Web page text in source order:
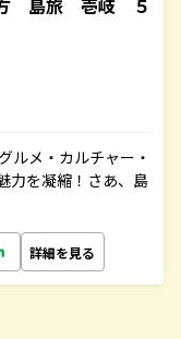
島旅 壱岐 ５
ルメ・カルチャー・
力を凝縮！さあ、島
詳細を見る